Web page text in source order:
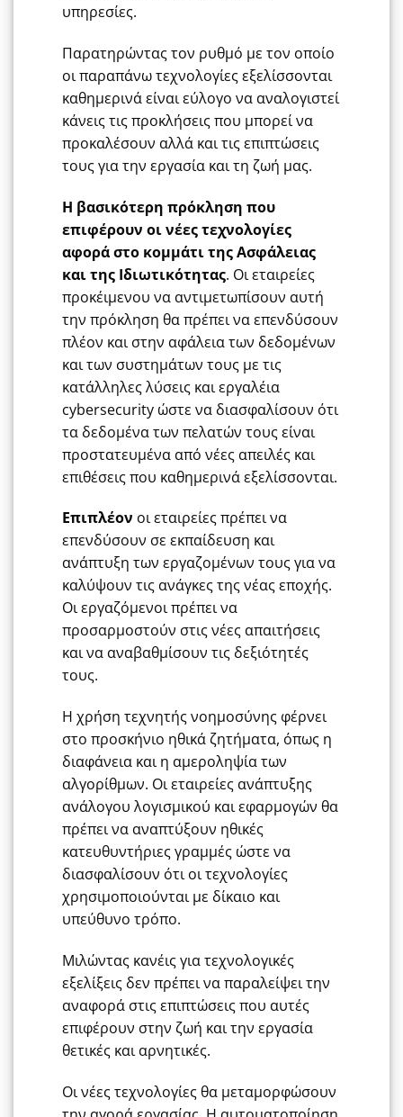
υπηρεσίες.
Παρατηρώντας τον ρυθμό με τον οποίο
οι παραπάνω τεχνολογίες εξελίσσονται
καθημερινά είναι εύλογο να αναλογιστεί
κάνεις τις προκλήσεις που μπορεί να
προκαλέσουν αλλά και τις επιπτώσεις
τους για την εργασία και τη ζωή μας.
Η βασικότερη πρόκληση που
επιφέρουν οι νέες τεχνολογίες
αφορά στο κομμάτι της Ασφάλειας
και της Ιδιωτικότητας. Οι εταιρείες
προκέιμενου να αντιμετωπίσουν αυτή
την πρόκληση θα πρέπει να επενδύσουν
πλέον και στην αφάλεια των δεδομένων
και των συστημάτων τους με τις
κατάλληλες λύσεις και εργαλέια
cybersecurity ώστε να διασφαλίσουν ότι
τα δεδομένα των πελατών τους είναι
προστατευμένα από νέες απειλές και
επιθέσεις που καθημερινά εξελίσσονται.
Επιπλέον οι εταιρείες πρέπει να
επενδύσουν σε εκπαίδευση και
ανάπτυξη των εργαζομένων τους για να
καλύψουν τις ανάγκες της νέας εποχής.
Οι εργαζόμενοι πρέπει να
προσαρμοστούν στις νέες απαιτήσεις
και να αναβαθμίσουν τις δεξιότητές
τους.
Η χρήση τεχνητής νοημοσύνης φέρνει
στο προσκήνιο ηθικά ζητήματα, όπως η
διαφάνεια και η αμεροληψία των
αλγορίθμων. Οι εταιρείες ανάπτυξης
ανάλογου λογισμικού και εφαρμογών θα
πρέπει να αναπτύξουν ηθικές
κατευθυντήριες γραμμές ώστε να
διασφαλίσουν ότι οι τεχνολογίες
χρησιμοποιούνται με δίκαιο και
υπεύθυνο τρόπο.
Μιλώντας κανέις για τεχνολογικές
εξελίξεις δεν πρέπει να παραλείψει την
αναφορά στις επιπτώσεις που αυτές
επιφέρουν στην ζωή και την εργασία
θετικές και αρνητικές.
Οι νέες τεχνολογίες θα μεταμορφώσουν